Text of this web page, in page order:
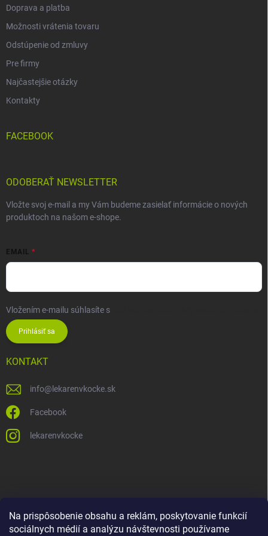
Na prispôsobenie obsahu a reklám, poskytovanie funkcií
sociálnych médií a analýzu návštevnosti používame
Doprava a platba
Možnosti vrátenia tovaru
Odstúpenie od zmluvy
Pre firmy
Najčastejšie otázky
Kontakty
FACEBOOK
ODOBERAŤ NEWSLETTER
Vložte svoj e-mail a my Vám budeme zasielať informácie o nových
produktoch na našom e-shope.
EMAIL
Vložením e-mailu súhlasíte s
Prihlásiť sa
KONTAKT
info@ lekarenvkocke.sk
Facebook
lekarenvkocke